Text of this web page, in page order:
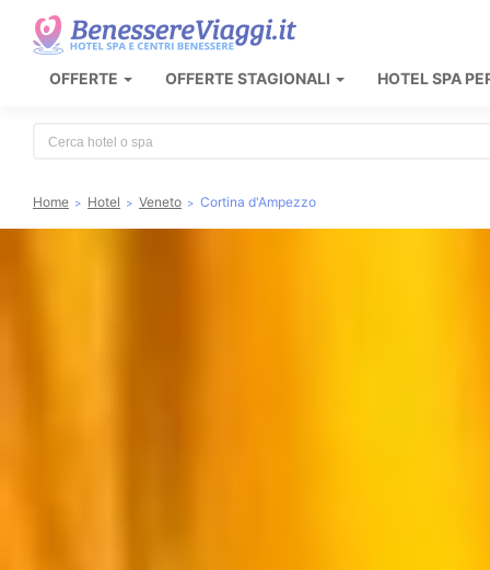
OFFERTE OFFERTE STAGIONALI HOTEL SPA
Home Hotel Veneto Cortina d'Ampezzo